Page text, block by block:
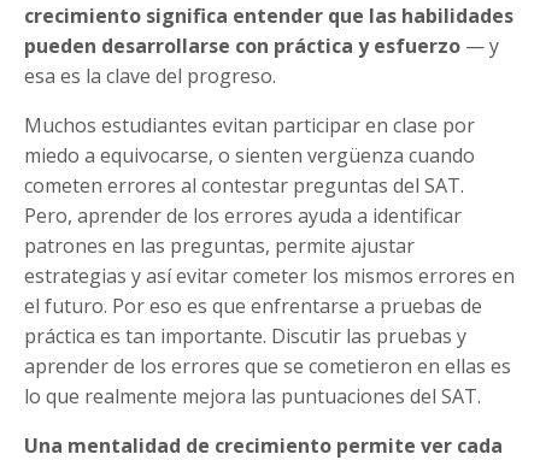
crecimiento significa entender que las habilidades
pueden desarrollarse con práctica y esfuerzo — y
esa es la clave del progreso.
Muchos estudiantes evitan participar en clase por
miedo a equivocarse, o sienten vergüenza cuando
cometen errores al contestar preguntas del SAT.
Pero, aprender de los errores ayuda a identificar
patrones en las preguntas, permite ajustar
estrategias y así evitar cometer los mismos errores en
el futuro. Por eso es que enfrentarse a pruebas de
práctica es tan importante. Discutir las pruebas y
aprender de los errores que se cometieron en ellas es
lo que realmente mejora las puntuaciones del SAT.
Una mentalidad de crecimiento permite ver cada